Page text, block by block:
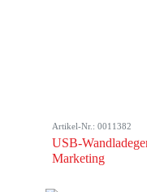
Artikel-Nr.: 0011382
USB-
Marketing